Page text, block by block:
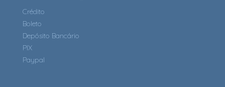
Crédito
Boleto
Depósito Bancário
PIX
Paypal